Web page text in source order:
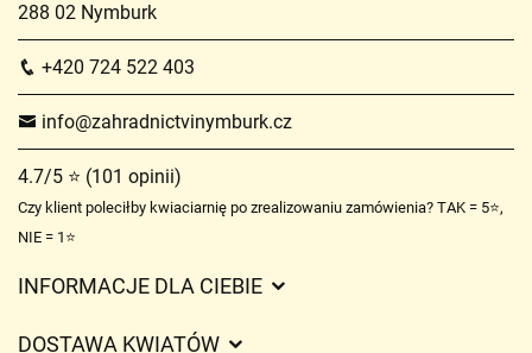
288 02 Nymburk
+420 724 522 403
info@zahradnictvinymburk.cz
4.7/5 ⭐ (101 opinii)
Czy klient poleciłby kwiaciarnię po zrealizowaniu zamówienia? TAK = 5⭐,
NIE = 1⭐
INFORMACJE DLA CIEBIE
DOSTAWA KWIATÓW